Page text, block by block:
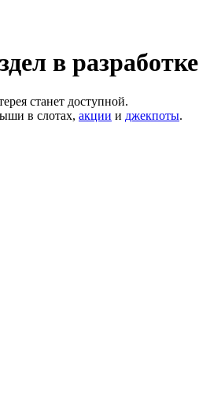
в разработке
станет доступной.
в слотах, акции и джекпоты.